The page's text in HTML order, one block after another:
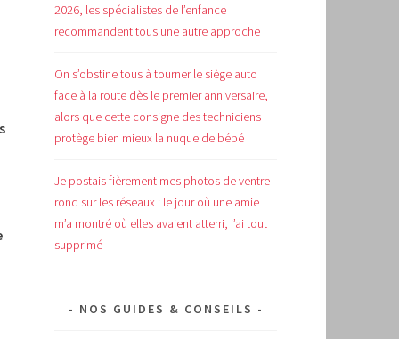
2026, les spécialistes de l’enfance
recommandent tous une autre approche
On s’obstine tous à tourner le siège auto
face à la route dès le premier anniversaire,
alors que cette consigne des techniciens
protège bien mieux la nuque de bébé
Je postais fièrement mes photos de ventre
rond sur les réseaux : le jour où une amie
m’a montré où elles avaient atterri, j’ai tout
supprimé
NOS GUIDES & CONSEILS